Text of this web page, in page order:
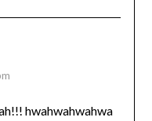
hwahwahwahwa